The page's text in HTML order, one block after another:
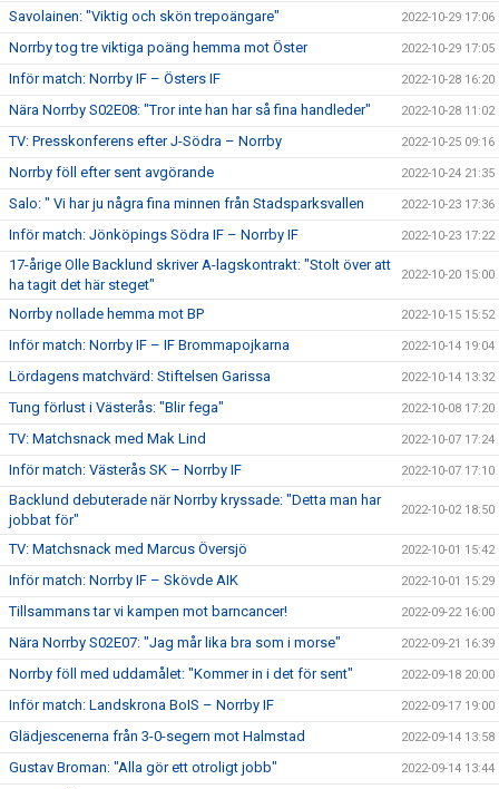
Savolainen: "Viktig och skön trepoängare" 2022-10-29 17:06
Norrby tog tre viktiga poäng hemma mot Öster 2022-10-29 17:05
Inför match: Norrby IF – Östers IF 2022-10-28 16:20
Nära Norrby S02E08: "Tror inte han har så fina handleder" 2022-10-28 11:02
TV: Presskonferens efter J-Södra – Norrby 2022-10-25 09:16
Norrby föll efter sent avgörande 2022-10-24 21:35
Salo: " Vi har ju några fina minnen från Stadsparksvallen 2022-10-23 17:36
Inför match: Jönköpings Södra IF – Norrby IF 2022-10-23 17:22
17-årige Olle Backlund skriver A-lagskontrakt: "Stolt över att
ha tagit det här steget"
2022-10-20 15:00
Norrby nollade hemma mot BP 2022-10-15 15:52
Inför match: Norrby IF – IF Brommapojkarna 2022-10-14 19:04
Lördagens matchvärd: Stiftelsen Garissa 2022-10-14 13:32
Tung förlust i Västerås: "Blir fega" 2022-10-08 17:20
TV: Matchsnack med Mak Lind 2022-10-07 17:24
Inför match: Västerås SK – Norrby IF 2022-10-07 17:10
Backlund debuterade när Norrby kryssade: "Detta man har
jobbat för"
2022-10-02 18:50
TV: Matchsnack med Marcus Översjö 2022-10-01 15:42
Inför match: Norrby IF – Skövde AIK 2022-10-01 15:29
Tillsammans tar vi kampen mot barncancer! 2022-09-22 16:00
Nära Norrby S02E07: "Jag mår lika bra som i morse" 2022-09-21 16:39
Norrby föll med uddamålet: "Kommer in i det för sent" 2022-09-18 20:00
Inför match: Landskrona BoIS – Norrby IF 2022-09-17 19:00
Glädjescenerna från 3-0-segern mot Halmstad 2022-09-14 13:58
Gustav Broman: "Alla gör ett otroligt jobb" 2022-09-14 13:44